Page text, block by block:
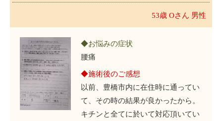
53歳 Oさん 男性
◆お悩みの症状
腰痛
◆施術後のご感想
以前、豊橋市内に在住時に通ってい
て、その時の結果が良かったから。
キチンと全てに於いて対応頂いてい